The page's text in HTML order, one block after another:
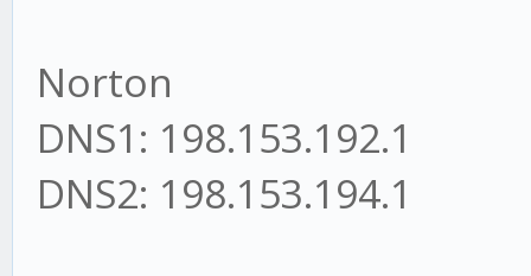
Norton
DNS1: 198.153.192.1
DNS2: 198.153.194.1